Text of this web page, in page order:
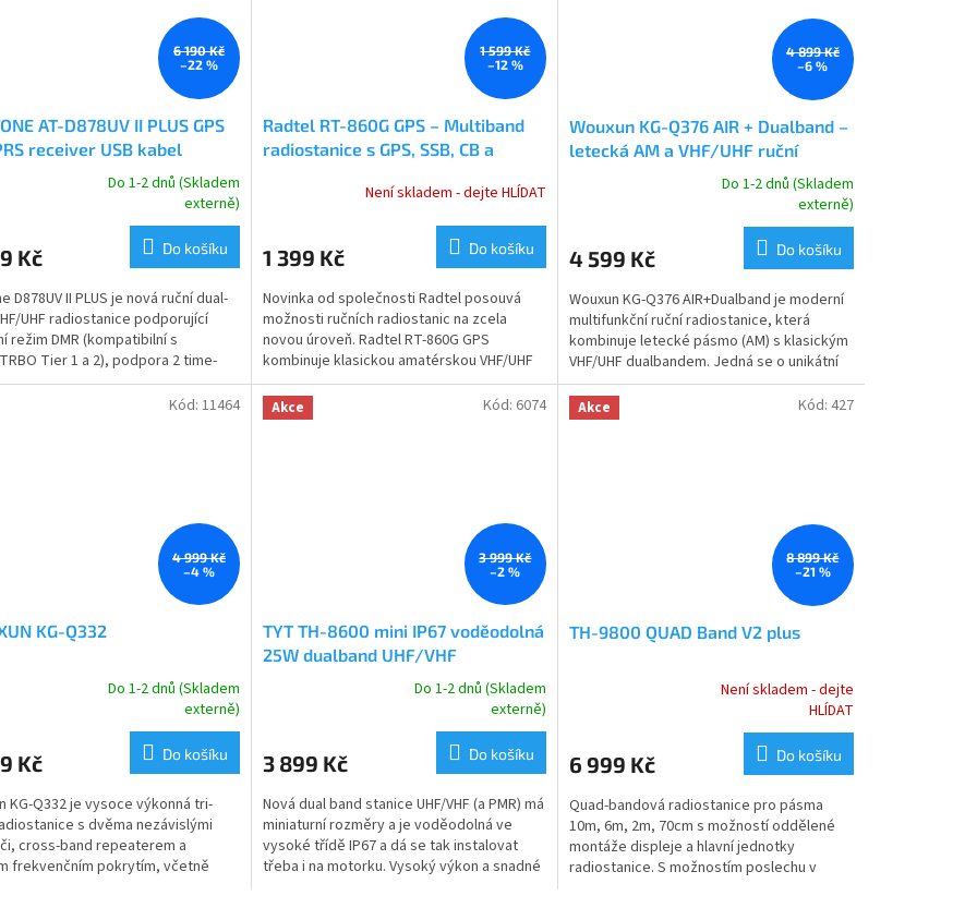
6 190 Kč
–22 %
AT-D878UV II PLUS GPS
receiver USB kabel
Do 1-2 dnů (Skladem
externě)
Kč Do košíku
D878UV II PLUS je nová ruční dual-
UHF radiostanice podporující
režim DMR (kompatibilní s
Tier 1 a 2), podpora 2 time-
umí také...
1 599 Kč
–12 %
Radtel RT-860G GPS – Multiband
radiostanice s GPS, SSB, CB a
Naprogramováno + AIR band
Není skladem - dejte HLÍDAT
1 399 Kč Do košíku
Novinka od společnosti Radtel posouvá
možnosti ručních radiostanic na zcela
novou úroveň. Radtel RT-860G GPS
kombinuje klasickou amatérskou VHF/UHF
vysílačku s mimořádně...
4 899 Kč
–6 %
Wouxun KG-Q376 AIR + Dualband –
letecká AM a VHF/UHF ruční
radiostanice v jednom USB-C
je
z
5
hvězdiček.
Do 1-2 dnů (Skladem
externě)
4 599 Kč Do košíku
Wouxun KG-Q376 AIR+Dualband je moderní
multifunkční ruční radiostanice, která
kombinuje letecké pásmo (AM) s klasickým
VHF/UHF dualbandem. Jedná se o unikátní
řešení pro...
4 999 Kč
–4 %
KG-Q332
Do 1-2 dnů (Skladem
externě)
Kč Do košíku
KG-Q332 je vysoce výkonná tri-
s dvěma nezávislými
cross-band repeaterem a
frekvenčním pokrytím, včetně
Kód: 11464 Akce
3 999 Kč
–2 %
TYT TH-8600 mini IP67 voděodolná
25W dualband UHF/VHF
je
z
5
hvězdiček.
Do 1-2 dnů (Skladem
externě)
3 899 Kč Do košíku
Nová dual band stanice UHF/VHF (a PMR) má
miniaturní rozměry a je voděodolná ve
vysoké třídě IP67 a dá se tak instalovat
třeba i na motorku. Vysoký výkon a snadné
Kód: 6074 Akce
8 899 Kč
–21 %
TH-9800 QUAD Band V2 plus
je
z
5
hvězdiček.
Není skladem - dejte
HLÍDAT
6 999 Kč Do košíku
Quad-bandová radiostanice pro pásma
10m, 6m, 2m, 70cm s možností oddělené
montáže displeje a hlavní jednotky
radiostanice. S možnostím poslechu v
Kód: 427